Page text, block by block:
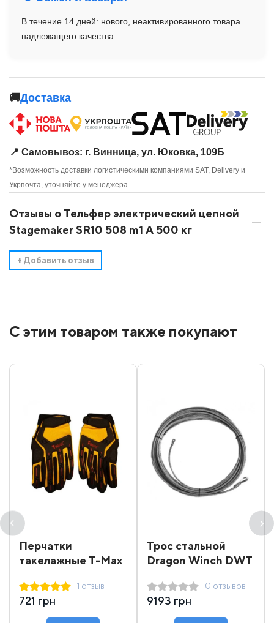
В течение 14 дней: нового, неактивированного товара
надлежащего качества
🚚Доставка
📍 Самовывоз: г. Винница, ул. Юковка, 109Б
*Возможность доставки логистическими компаниями SAT, Delivery и
Укрпочта, уточняйте у менеджера
Отзывы о Тельфер электрический цепной
Stagemaker SR10 508 m1 A 500 кг
+ Добавить отзыв
С этим товаром также покупают
Перчатки
такелажные T-Max
1 отзыв
721 грн
Трос стальной
Dragon Winch DWT
0 отзывов
9193 грн